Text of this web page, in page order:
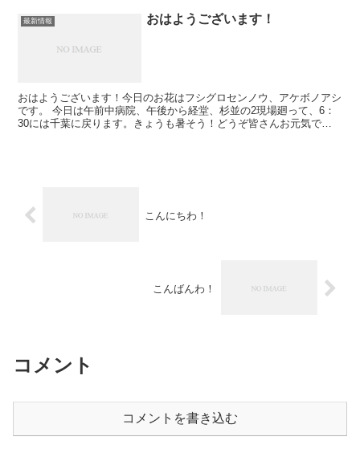
最新情報 おはようございます！
おはようございます！今日のお花はフシグロセンノウ、アケボノアシ
です。 今日は午前中病院、午後から経堂、杉並の2現場廻って、6：
30には千葉に戻ります。きょうも暑そう！どうぞ皆さんお元気でお
こんにちわ！
こんばんわ！
コメント
コメントを書き込む